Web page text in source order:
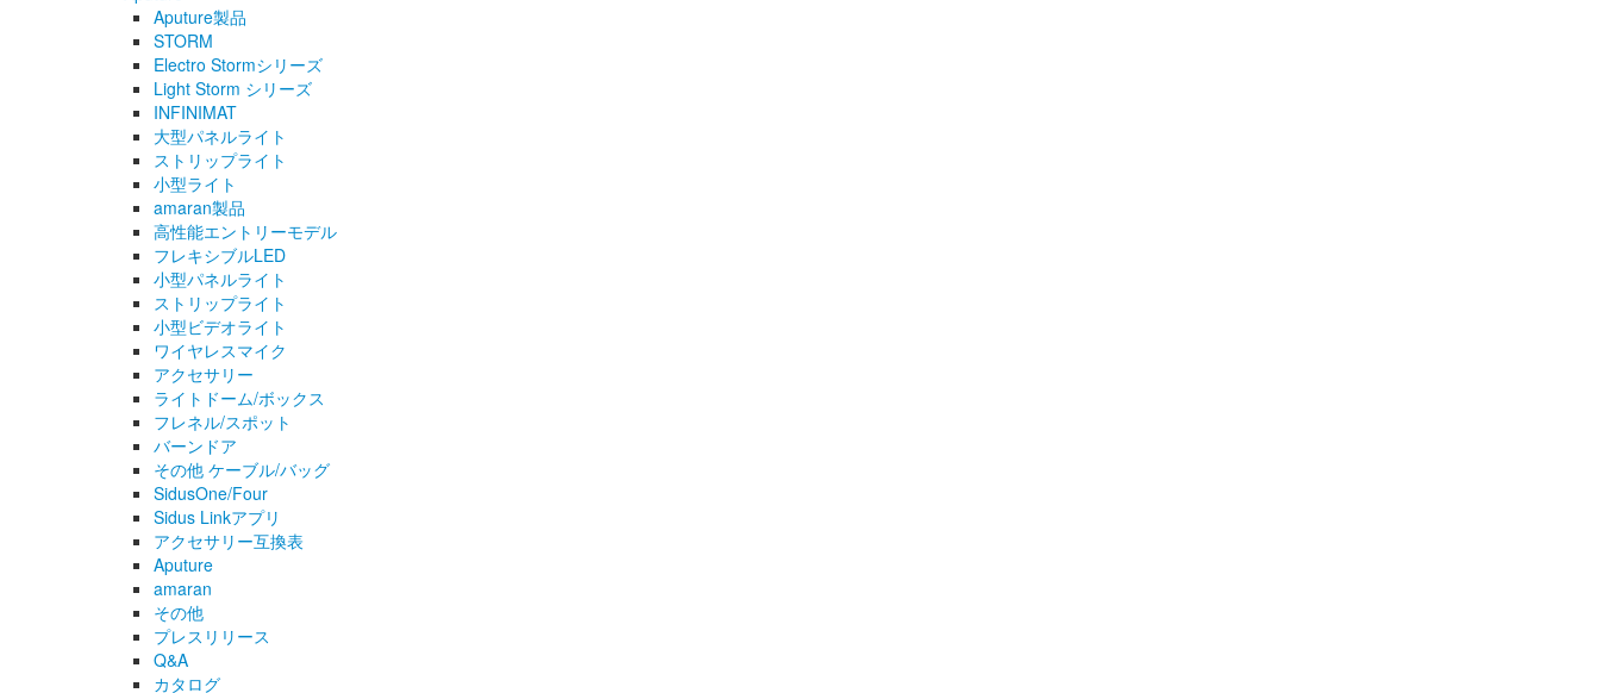
Aputure製品
STORM
Electro Stormシリーズ
Light Storm シリーズ
INFINIMAT
大型パネルライト
ストリップライト
小型ライト
amaran製品
高性能エントリーモデル
フレキシブルLED
小型パネルライト
ストリップライト
小型ビデオライト
ワイヤレスマイク
アクセサリー
ライトドーム/ボックス
フレネル/スポット
バーンドア
その他 ケーブル/バッグ
SidusOne/Four
Sidus Linkアプリ
アクセサリー互換表
Aputure
amaran
その他
プレスリリース
Q&A
カタログ